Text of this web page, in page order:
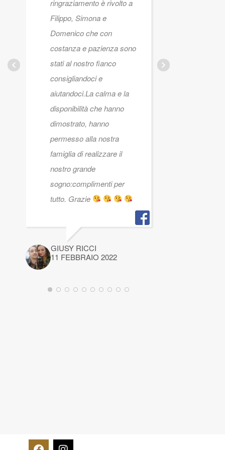
ringraziamento è rivolto a
Filippo, Simona e
Domenico che con
costanza e pazienza sono
stati al nostro fianco
consigliandoci e
aiutandoci.La calma e la
disponibilità che hanno
dimostrato, hanno
permesso alla nostra
famiglia di realizzare il
nostro grande
sogno:complimenti per
tutto. Grazie
GIUSY RICCI
11 FEBBRAIO 2022